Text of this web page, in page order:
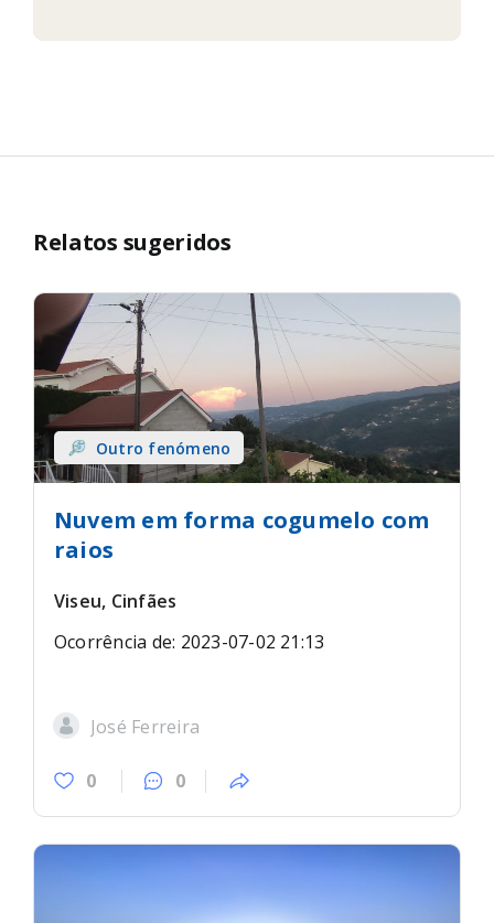
Relatos sugeridos
Outro fenómeno
Nuvem em forma cogumelo com
raios
Viseu, Cinfães
Ocorrência de: 2023-07-02 21:13
José Ferreira
0 0